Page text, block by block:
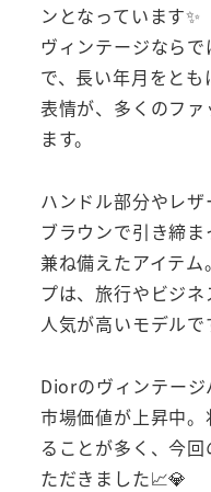
ンとなっています✨
ヴィンテージなら
で、長い年月をと
表情が、多くのフ
ます。
ハンドル部分やレ
ブラウンで引き締
兼ね備えたアイテ
プは、旅行やビジ
人気が高いモデルで
Diorのヴィンテー
市場価値が上昇中
ることが多く、今
ただきました📈💎